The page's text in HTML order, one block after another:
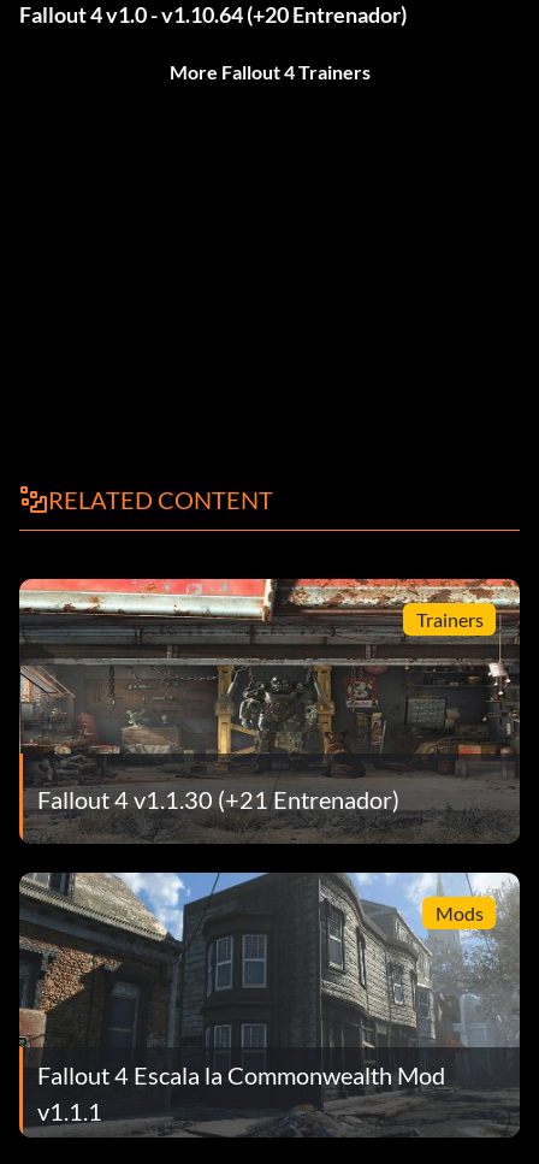
Fallout 4 v1.0 - v1.10.64 (+20 Entrenador)
More Fallout 4 Trainers
RELATED CONTENT
Trainers
Fallout 4 v1.1.30 (+21 Entrenador)
Mods
Fallout 4 Escala la Commonwealth Mod
v1.1.1